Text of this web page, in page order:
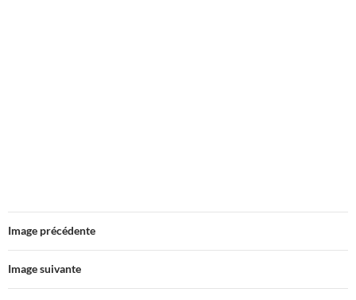
Image précédente
Image suivante